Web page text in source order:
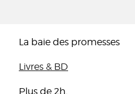
La baie des promesses
Livres & BD
Plus de 2h.